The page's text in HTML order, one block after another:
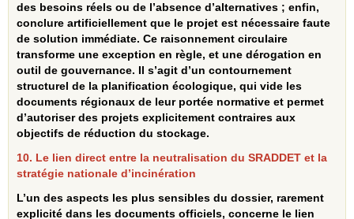
des besoins réels ou de l’absence d’alternatives ; enfin,
conclure artificiellement que le projet est nécessaire faute
de solution immédiate. Ce raisonnement circulaire
transforme une exception en règle, et une dérogation en
outil de gouvernance. Il s’agit d’un contournement
structurel de la planification écologique, qui vide les
documents régionaux de leur portée normative et permet
d’autoriser des projets explicitement contraires aux
objectifs de réduction du stockage.
10. Le lien direct entre la neutralisation du SRADDET et la
stratégie nationale d’incinération
L’un des aspects les plus sensibles du dossier, rarement
explicité dans les documents officiels, concerne le lien